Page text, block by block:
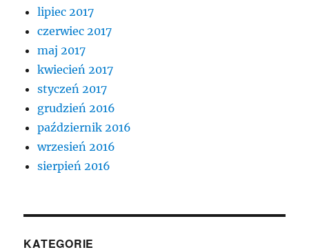
lipiec 2017
czerwiec 2017
maj 2017
kwiecień 2017
styczeń 2017
grudzień 2016
październik 2016
wrzesień 2016
sierpień 2016
KATEGORIE